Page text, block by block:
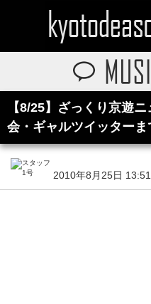
【8/25】ざっくり京遊
会・ギャルツイッターま
2010年8月25日 13:51